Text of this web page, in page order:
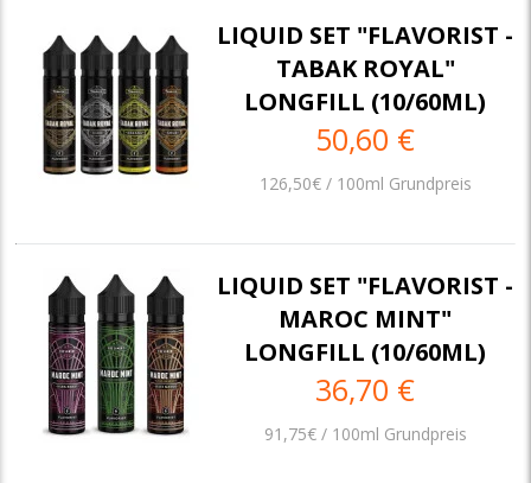
LIQUID SET "FLAVORIST -
TABAK ROYAL"
LONGFILL (10/60ML)
50,60 €
126,50€ / 100ml Grundpreis
LIQUID SET "FLAVORIST -
MAROC MINT"
LONGFILL (10/60ML)
36,70 €
91,75€ / 100ml Grundpreis